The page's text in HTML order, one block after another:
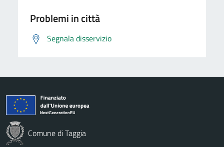
Problemi in città
Segnala disservizio
Comune di Taggia